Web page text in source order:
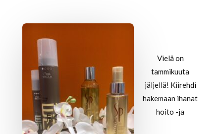
Vielä on
tammikuuta
jäljellä! Kiirehdi
hakemaan ihanat
hoito -ja